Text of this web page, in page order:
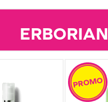
ERBORIAN
PROMO